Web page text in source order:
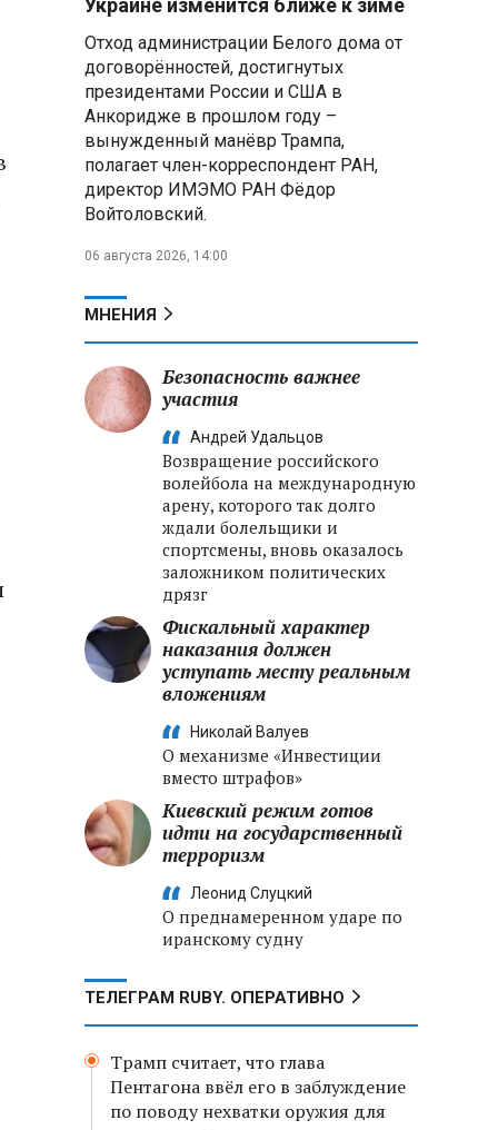
Белгородской области и под
Геленджиком
Пять месяцев один на
позиции: боец с позывным Гуль
отбивал атаки ВСУ под ударами
дронов
Безопасность в Белгородской
Год колонии за попытку
жителя Славгородского района
осудили за уклонение от
службы
Украине изменится ближе к зиме
Отход администрации Белого дома от
договорённостей, достигнутых
президентами России и США в
Анкоридже в прошлом году –
вынужденный манёвр Трампа,
полагает член-корреспондент РАН,
директор ИМЭМО РАН Фёдор
Войтоловский.
06 августа 2026, 14:00
МНЕНИЯ
Безопасность важнее
участия
Андрей Удальцов
Возвращение российского
волейбола на международную
арену, которого так долго
ждали болельщики и
спортсмены, вновь оказалось
заложником политических
дрязг
Фискальный характер
наказания должен
уступать месту реальным
вложениям
Николай Валуев
О механизме «Инвестиции
вместо штрафов»
Киевский режим готов
идти на государственный
терроризм
Леонид Слуцкий
О преднамеренном ударе по
иранскому судну
ТЕЛЕГРАМ RUBY. ОПЕРАТИВНО
Трамп считает, что глава
Пентагона ввёл его в заблуждение
по поводу нехватки оружия для